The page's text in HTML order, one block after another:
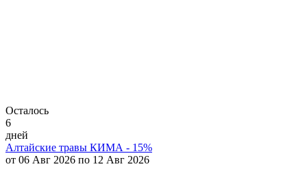
Осталось
6
дней
Алтайские травы КИМА - 15%
от 06 Авг 2026 по 12 Авг 2026